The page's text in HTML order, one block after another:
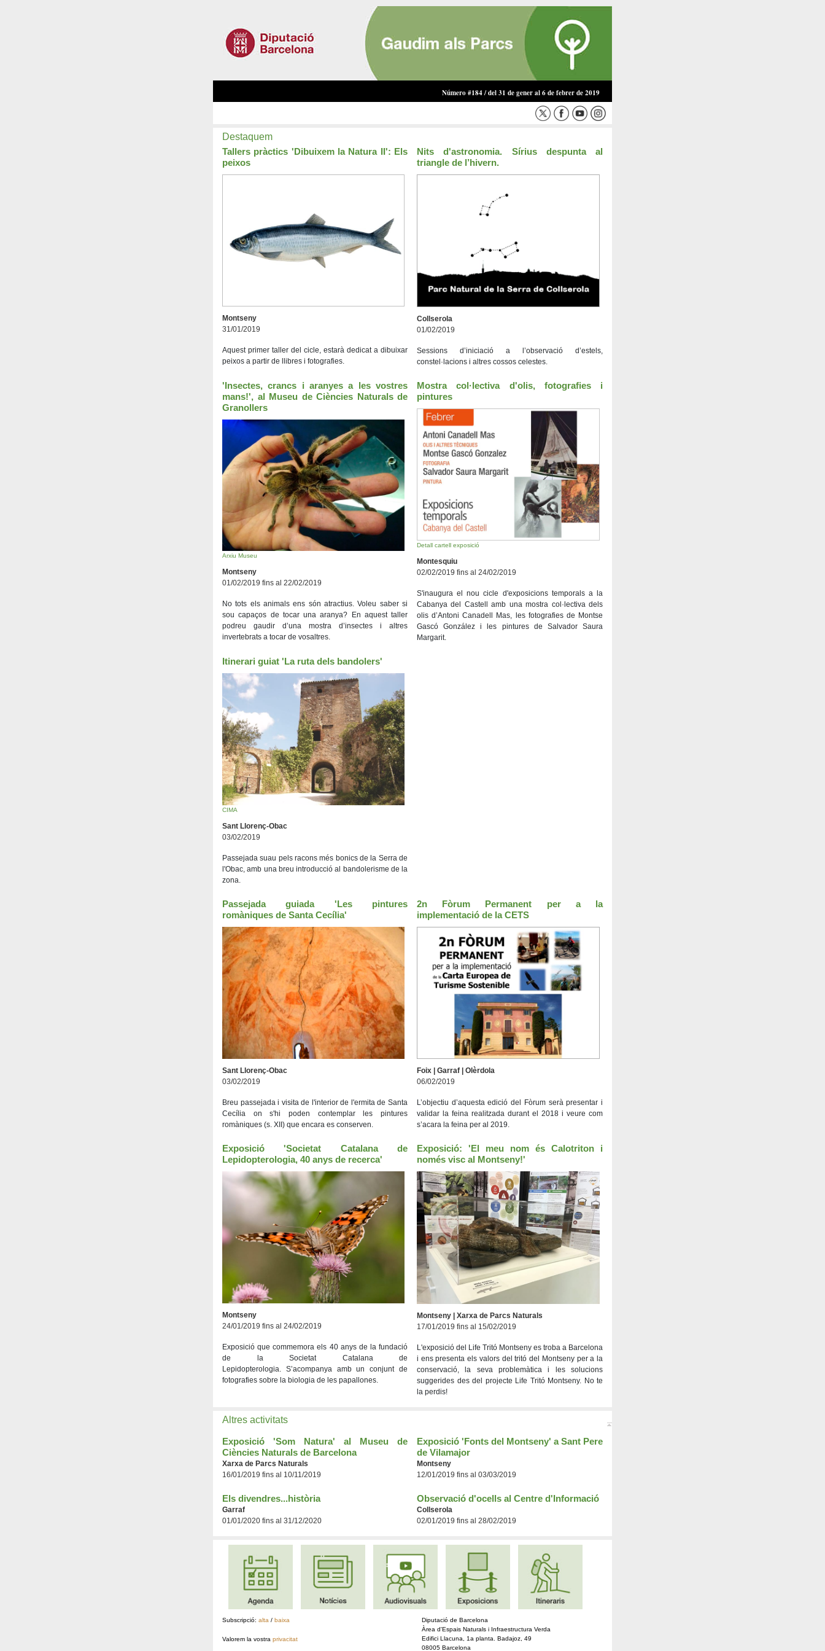
Número #184 / del 31 de gener al 6 de febrer de 2019
Destaquem
Tallers pràctics 'Dibuixem la Natura II': Els
peixos
Montseny
31/01/2019
Aquest primer taller del cicle, estarà dedicat a dibuixar
peixos a partir de llibres i fotografies.
Nits d'astronomia. Sírius despunta al
triangle de l’hivern.
Collserola
01/02/2019
Sessions d’iniciació a l’observació d’estels,
constel·lacions i altres cossos celestes.
'Insectes, crancs i aranyes a les vostres
mans!', al Museu de Ciències Naturals de
Granollers
Arxiu Museu
Montseny
01/02/2019 fins al 22/02/2019
No tots els animals ens són atractius. Voleu saber si
sou capaços de tocar una aranya? En aquest taller
podreu gaudir d’una mostra d’insectes i altres
invertebrats a tocar de vosaltres.
Mostra col·lectiva d'olis, fotografies i
pintures
Detall cartell exposició
Montesquiu
02/02/2019 fins al 24/02/2019
S'inaugura el nou cicle d'exposicions temporals a la
Cabanya del Castell amb una mostra col·lectiva dels
olis d’Antoni Canadell Mas, les fotografies de Montse
Gascó González i les pintures de Salvador Saura
Margarit.
Itinerari guiat 'La ruta dels bandolers'
CIMA
Sant Llorenç-Obac
03/02/2019
Passejada suau pels racons més bonics de la Serra de
l'Obac, amb una breu introducció al bandolerisme de la
zona.
Passejada guiada 'Les pintures
romàniques de Santa Cecília'
Sant Llorenç-Obac
03/02/2019
Breu passejada i visita de l'interior de l'ermita de Santa
Cecília on s'hi poden contemplar les pintures
romàniques (s. XII) que encara es conserven.
2n Fòrum Permanent per a la
implementació de la CETS
Foix | Garraf | Olèrdola
06/02/2019
L’objectiu d’aquesta edició del Fòrum serà presentar i
validar la feina realitzada durant el 2018 i veure com
s’acara la feina per al 2019.
Exposició 'Societat Catalana de
Lepidopterologia, 40 anys de recerca'
Montseny
24/01/2019 fins al 24/02/2019
Exposició que commemora els 40 anys de la fundació
de la Societat Catalana de
Lepidopterologia. S’acompanya amb un conjunt de
fotografies sobre la biologia de les papallones.
Exposició: 'El meu nom és Calotriton i
només visc al Montseny!'
Montseny | Xarxa de Parcs Naturals
17/01/2019 fins al 15/02/2019
L'exposició del Life Tritó Montseny es troba a Barcelona
i ens presenta els valors del tritó del Montseny per a la
conservació, la seva problemàtica i les solucions
suggerides des del projecte Life Tritó Montseny. No te
la perdis!
Altres activitats
Exposició 'Som Natura' al Museu de
Ciències Naturals de Barcelona
Xarxa de Parcs Naturals
16/01/2019 fins al 10/11/2019
Exposició 'Fonts del Montseny' a Sant Pere
de Vilamajor
Montseny
12/01/2019 fins al 03/03/2019
Els divendres...història
Garraf
01/01/2020 fins al 31/12/2020
Observació d'ocells al Centre d'Informació
Collserola
02/01/2019 fins al 28/02/2019
Subscripció: alta / baixa
Valorem la vostra privacitat
Diputació de Barcelona
Àrea d'Espais Naturals i Infraestructura Verda
Edifici Llacuna, 1a planta. Badajoz, 49
08005 Barcelona